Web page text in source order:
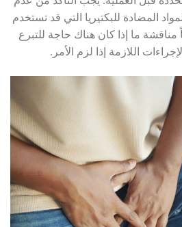
المضادة للبكتيريا التي قد تستخدم
مناقشة ما إذا كان هناك حاجة للتبرع
اللازمة إذا لزم الأمر.